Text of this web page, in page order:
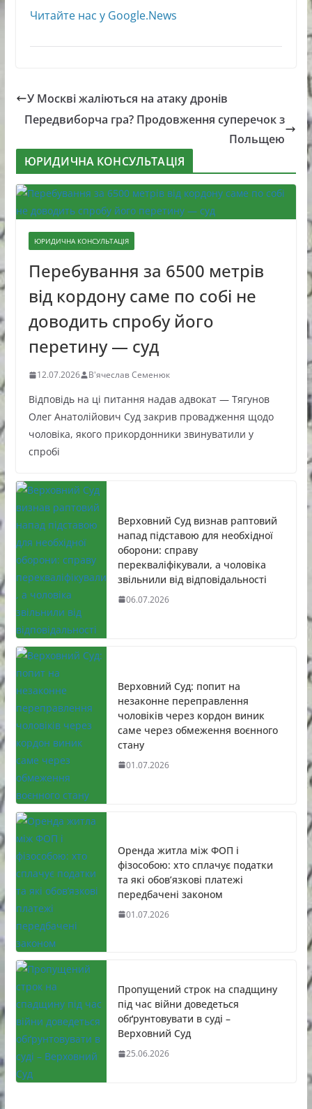
Читайте нас у Google.News
У Москві жаліються на атаку дронів
Передвиборча гра? Продовження суперечок з
Польщею
ЮРИДИЧНА КОНСУЛЬТАЦІЯ
ЮРИДИЧНА КОНСУЛЬТАЦІЯ
Перебування за 6500 метрів
від кордону саме по собі не
доводить спробу його
перетину — суд
12.07.2026 В'ячеслав Семенюк
Відповідь на ці питання надав адвокат — Тягунов
Олег Анатолійович Суд закрив провадження щодо
чоловіка, якого прикордонники звинуватили у
спробі
Верховний Суд визнав раптовий
напад підставою для необхідної
оборони: справу
перекваліфікували, а чоловіка
звільнили від відповідальності
06.07.2026
Верховний Суд: попит на
незаконне переправлення
чоловіків через кордон виник
саме через обмеження воєнного
стану
01.07.2026
Оренда житла між ФОП і
фізособою: хто сплачує податки
та які обов’язкові платежі
передбачені законом
01.07.2026
Пропущений строк на спадщину
під час війни доведеться
обґрунтовувати в суді –
Верховний Суд
25.06.2026